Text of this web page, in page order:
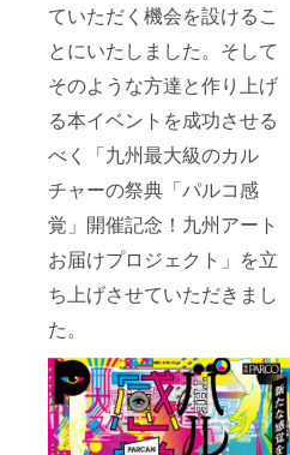
ていただく機会を設けるこ
とにいたしました。そして
そのような方達と作り上げ
る本イベントを成功させる
べく「九州最大級のカル
チャーの祭典「パルコ感
覚」開催記念！九州アート
お届けプロジェクト」を立
ち上げさせていただきまし
た。